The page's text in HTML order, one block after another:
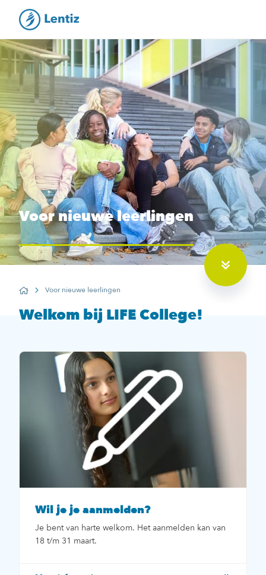
Voor nieuwe leerlingen
HomeVoor nieuwe leerlingen
Welkom bij LIFE College!
Wil je je aanmelden?
Je bent van harte welkom. Het aanmelden kan van
18 t/m 31 maart.